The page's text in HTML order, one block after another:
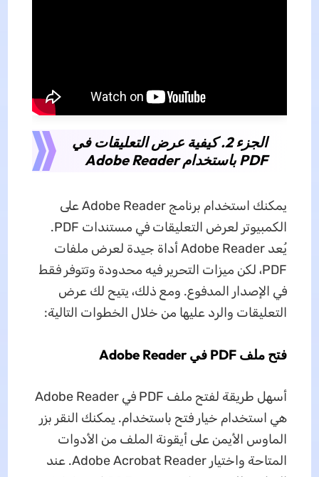
الجزء 2. كيفية عرض التعليقات في
PDF باستخدام Adobe Reader
يمكنك استخدام برنامج Adobe Reader على
الكمبيوتر لعرض التعليقات في مستندات PDF.
يُعد Adobe Reader أداة جيدة لعرض ملفات
PDF، لكن ميزات التحرير فيه محدودة وتتوفر فقط
في الإصدار المدفوع. ومع ذلك، يتيح لك عرض
التعليقات والرد عليها من خلال الخطوات التالية:
فتح ملف PDF في Adobe Reader
أسهل طريقة لفتح ملف PDF في Adobe Reader
هي استخدام خيار فتح باستخدام. يمكنك النقر بزر
الماوس الأيمن على أيقونة الملف من الأدوات
المتاحة واختيار Adobe Acrobat Reader. عند